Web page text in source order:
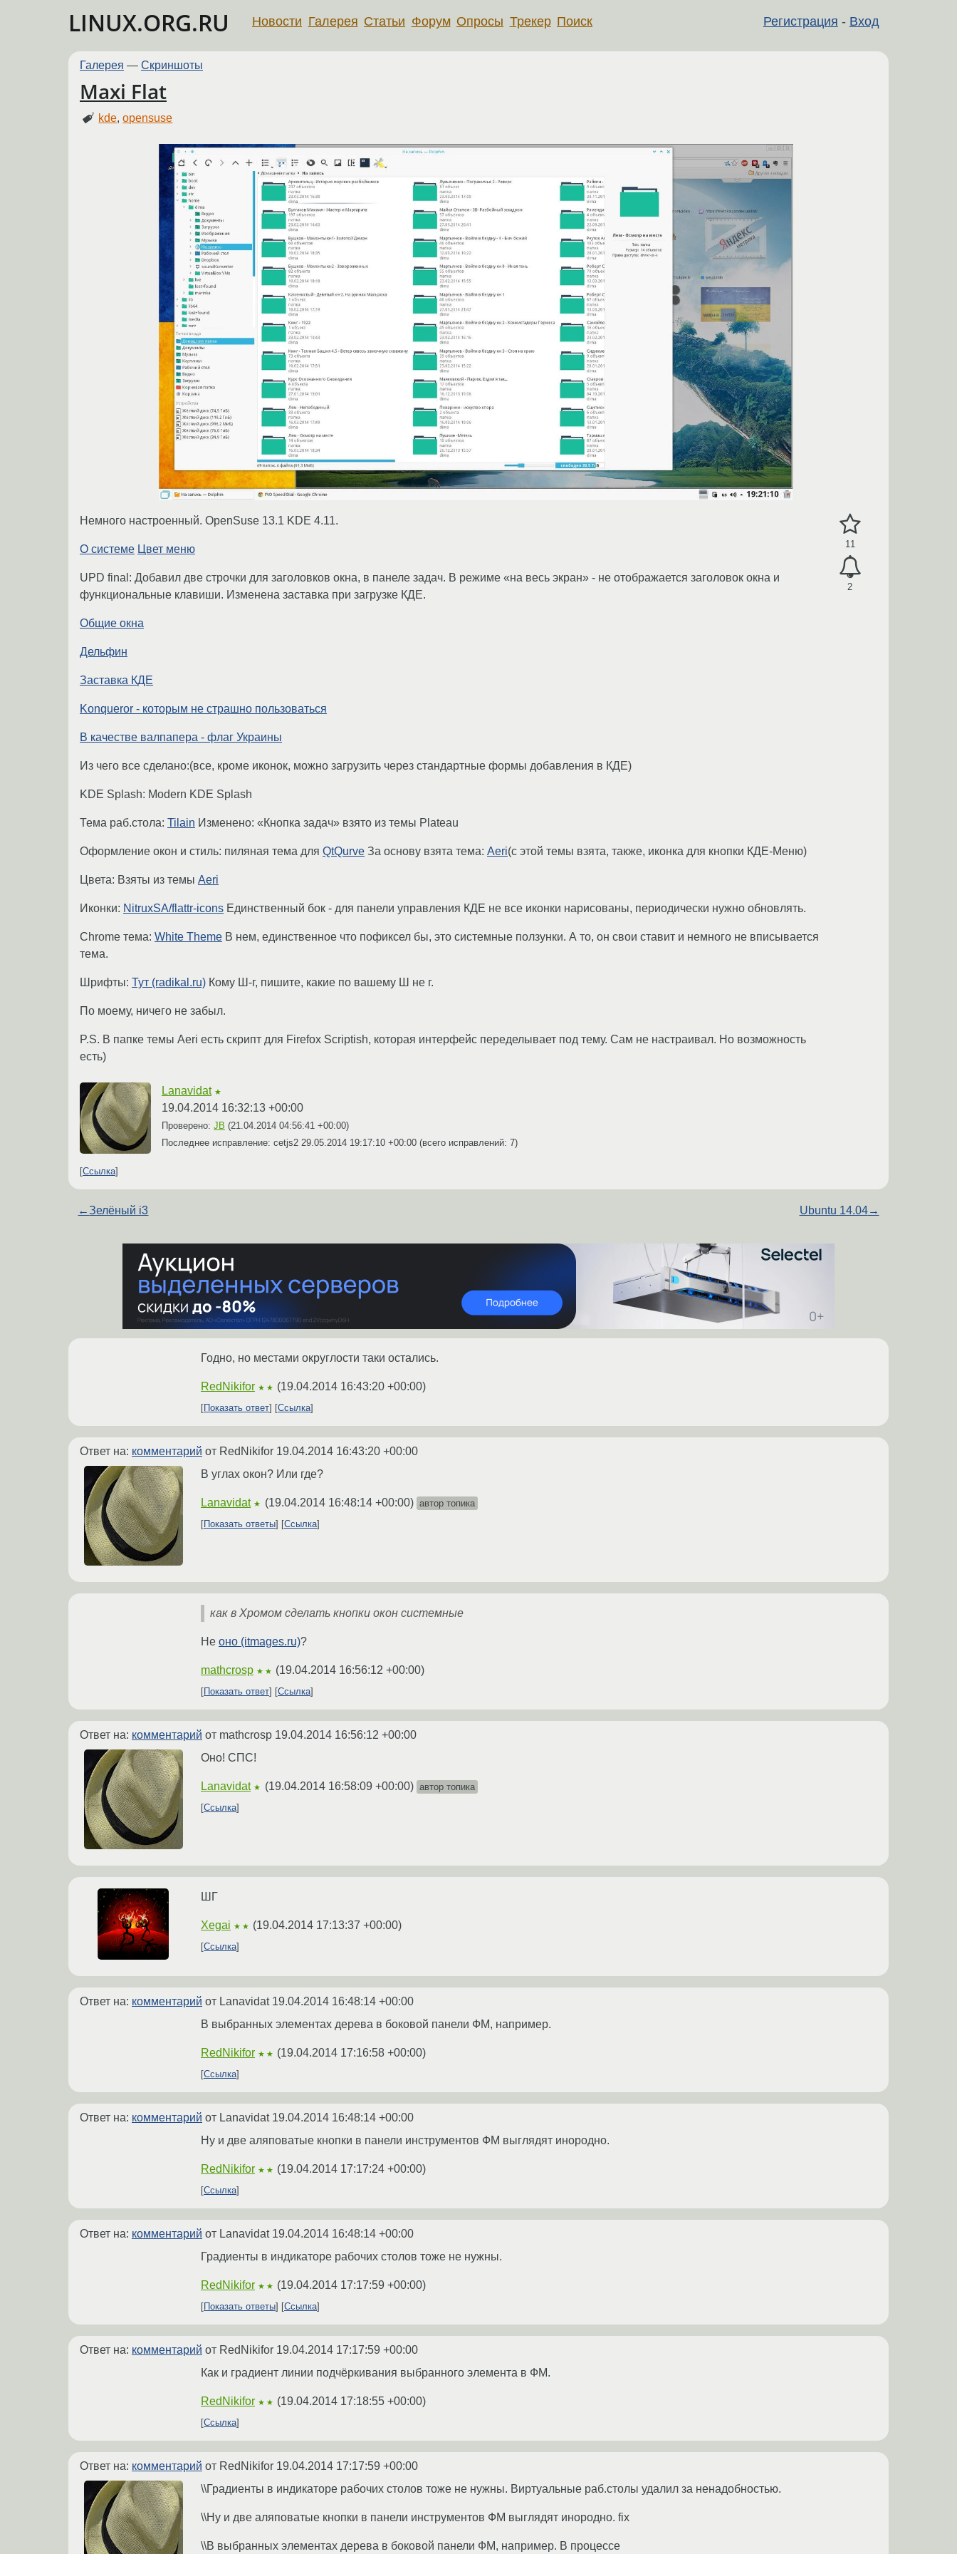
LINUX.ORG.RU Регистрация - Вход
Новости Галерея Статьи Форум Опросы Трекер Поиск
Галерея — Скриншоты
Maxi Flat
kde,opensuse
11
2
Немного настроенный. OpenSuse 13.1 KDE 4.11.
О системе Цвет меню
UPD final: Добавил две строчки для заголовков окна, в панеле задач. В режиме «на весь экран» - не отображается заголовок окна и
функциональные клавиши. Изменена заставка при загрузке КДЕ.
Общие окна
Дельфин
Заставка КДЕ
Konqueror - которым не страшно пользоваться
В качестве валпапера - флаг Украины
Из чего все сделано:(все, кроме иконок, можно загрузить через стандартные формы добавления в КДЕ)
KDE Splash: Modern KDE Splash
Тема раб.стола: Tilain Изменено: «Кнопка задач» взято из темы Plateau
Оформление окон и стиль: пиляная тема для QtQurve За основу взята тема: Aeri(с этой темы взята, также, иконка для кнопки КДЕ-Меню)
Цвета: Взяты из темы Aeri
Иконки: NitruxSA/flattr-icons Единственный бок - для панели управления КДЕ не все иконки нарисованы, периодически нужно обновлять.
Chrome тема: White Theme В нем, единственное что пофиксел бы, это системные ползунки. А то, он свои ставит и немного не вписывается
тема.
Шрифты: Тут (radikal.ru) Кому Ш-г, пишите, какие по вашему Ш не г.
По моему, ничего не забыл.
P.S. В папке темы Aeri есть скрипт для Firefox Scriptish, которая интерфейс переделывает под тему. Сам не настраивал. Но возможность
есть)
Lanavidat ★
19.04.2014 16:32:13 +00:00
Проверено: JB (21.04.2014 04:56:41 +00:00)
Последнее исправление: cetjs2 29.05.2014 19:17:10 +00:00 (всего исправлений: 7)
Ссылка
←Зелёный i3 Ubuntu 14.04→
Годно, но местами округлости таки остались.
RedNikifor ★★ (19.04.2014 16:43:20 +00:00)
Показать ответ Ссылка
Ответ на: комментарий от RedNikifor 19.04.2014 16:43:20 +00:00
В углах окон? Или где?
Lanavidat ★ (19.04.2014 16:48:14 +00:00) автор топика
Показать ответы
Ссылка
как в Хромом сделать кнопки окон системные
Не оно (itmages.ru)?
mathcrosp ★★ (19.04.2014 16:56:12 +00:00)
Показать ответ Ссылка
Ответ на: комментарий от mathcrosp 19.04.2014 16:56:12 +00:00
Оно! СПС!
Lanavidat ★ (19.04.2014 16:58:09 +00:00) автор топика
Ссылка
ШГ
Xegai ★★ (19.04.2014 17:13:37 +00:00)
Ссылка
Ответ на: комментарий от Lanavidat 19.04.2014 16:48:14 +00:00
В выбранных элементах дерева в боковой панели ФМ, например.
RedNikifor ★★ (19.04.2014 17:16:58 +00:00)
Ссылка
Ответ на: комментарий от Lanavidat 19.04.2014 16:48:14 +00:00
Ну и две аляповатые кнопки в панели инструментов ФМ выглядят инородно.
RedNikifor ★★ (19.04.2014 17:17:24 +00:00)
Ссылка
Ответ на: комментарий от Lanavidat 19.04.2014 16:48:14 +00:00
Градиенты в индикаторе рабочих столов тоже не нужны.
RedNikifor ★★ (19.04.2014 17:17:59 +00:00)
Показать ответы Ссылка
Ответ на: комментарий от RedNikifor 19.04.2014 17:17:59 +00:00
Как и градиент линии подчёркивания выбранного элемента в ФМ.
RedNikifor ★★ (19.04.2014 17:18:55 +00:00)
Ссылка
Ответ на: комментарий от RedNikifor 19.04.2014 17:17:59 +00:00
\\Градиенты в индикаторе рабочих столов тоже не нужны. Виртуальные раб.столы удалил за ненадобностью.
\\Ну и две аляповатые кнопки в панели инструментов ФМ выглядят инородно. fix
\\В выбранных элементах дерева в боковой панели ФМ, например. В процессе